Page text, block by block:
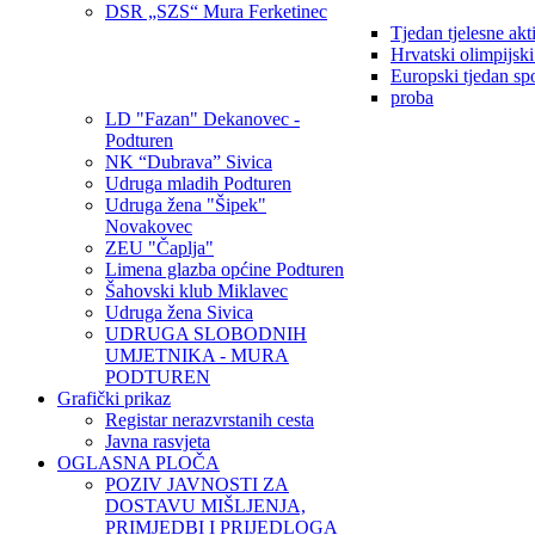
DSR „SZS“ Mura Ferketinec
Tjedan tjelesne
Hrvatski olimpijski
Europski tjedan
proba
LD "Fazan" Dekanovec -
Podturen
NK “Dubrava” Sivica
Udruga mladih Podturen
Udruga žena "Šipek"
Novakovec
ZEU "Čaplja"
Limena glazba općine Podturen
Šahovski klub Miklavec
Udruga žena Sivica
UDRUGA SLOBODNIH
UMJETNIKA - MURA
PODTUREN
Grafički prikaz
Registar nerazvrstanih cesta
Javna rasvjeta
OGLASNA PLOČA
POZIV JAVNOSTI ZA
DOSTAVU MIŠLJENJA,
PRIMJEDBI I PRIJEDLOGA